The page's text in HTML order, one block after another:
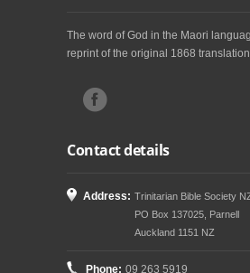
The word of God in the Maori
reprint of the original 1868
Contact details
Address: Trinitarian Bible Society
PO Box 137025, Parnell
Auckland 1151 NZ
Phone: 09 263 5919